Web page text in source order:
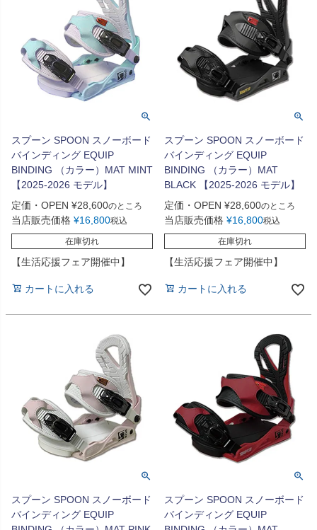
スプーン SPOON スノーボード
バインディング EQUIP
BINDING （カラー）MAT MINT
【2025-2026 モデル】
定価・OPEN ¥28,600のところ
当店販売価格 ¥16,800税込
在庫切れ
【生活応援フェア開催中】
カートに入れる
スプーン SPOON スノーボード
バインディング EQUIP
BINDING （カラー）MAT
BLACK 【2025-2026 モデル】
定価・OPEN ¥28,600のところ
当店販売価格 ¥16,800税込
在庫切れ
【生活応援フェア開催中】
カートに入れる
スプーン SPOON スノーボード
バインディング EQUIP
スプーン SPOON スノーボード
バインディング EQUIP